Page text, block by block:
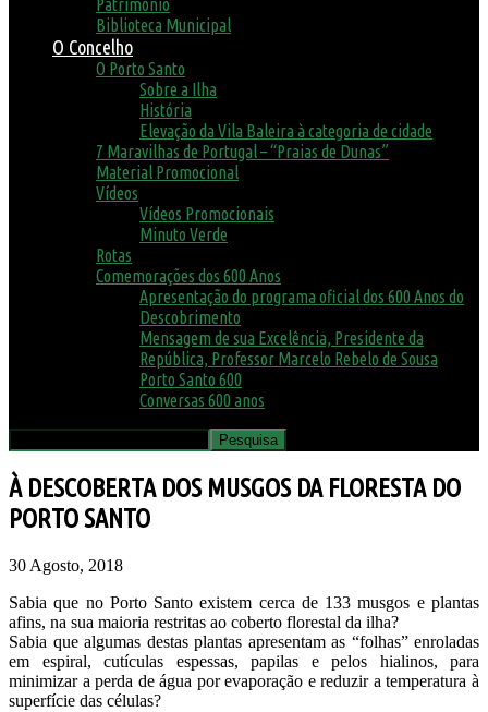
Património
Biblioteca Municipal
O Concelho
O Porto Santo
Sobre a Ilha
História
Elevação da Vila Baleira à categoria de cidade
7 Maravilhas de Portugal – “Praias de Dunas”
Material Promocional
Vídeos
Vídeos Promocionais
Minuto Verde
Rotas
Comemorações dos 600 Anos
Apresentação do programa oficial dos 600 Anos do
Descobrimento
Mensagem de sua Excelência, Presidente da
República, Professor Marcelo Rebelo de Sousa
Porto Santo 600
Conversas 600 anos
À DESCOBERTA DOS MUSGOS DA FLORESTA DO
PORTO SANTO
30 Agosto, 2018
Sabia que no Porto Santo existem cerca de 133 musgos e plantas
afins, na sua maioria restritas ao coberto florestal da ilha?
Sabia que algumas destas plantas apresentam as “folhas” enroladas
em espiral, cutículas espessas, papilas e pelos hialinos, para
minimizar a perda de água por evaporação e reduzir a temperatura à
superfície das células?